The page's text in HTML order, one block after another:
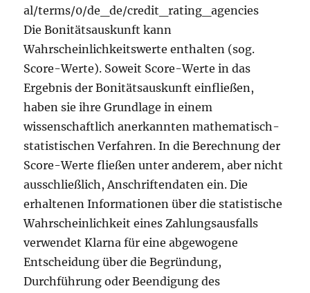
al/terms/0/de_de/credit_rating_agencies
Die Bonitätsauskunft kann
Wahrscheinlichkeitswerte enthalten (sog.
Score-Werte). Soweit Score-Werte in das
Ergebnis der Bonitätsauskunft einfließen,
haben sie ihre Grundlage in einem
wissenschaftlich anerkannten mathematisch-
statistischen Verfahren. In die Berechnung der
Score-Werte fließen unter anderem, aber nicht
ausschließlich, Anschriftendaten ein. Die
erhaltenen Informationen über die statistische
Wahrscheinlichkeit eines Zahlungsausfalls
verwendet Klarna für eine abgewogene
Entscheidung über die Begründung,
Durchführung oder Beendigung des